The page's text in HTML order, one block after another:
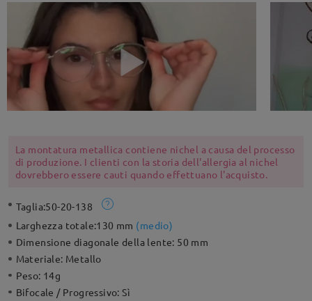
La montatura metallica contiene nichel a causa del processo
di produzione. I clienti con la storia dell'allergia al nichel
dovrebbero essere cauti quando effettuano l'acquisto.
Taglia:50-20-138
Larghezza totale:130 mm (medio)
Dimensione diagonale della lente: 50 mm
Materiale: Metallo
Peso: 14g
Bifocale / Progressivo:Sì